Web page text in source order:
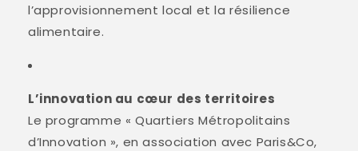
l’approvisionnement local et la résilience
alimentaire.
L’innovation au cœur des territoires
Le programme « Quartiers Métropolitains
d’Innovation », en association avec Paris&Co,